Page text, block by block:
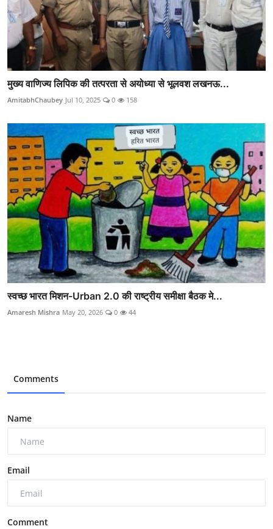
मुख्य वाणिज्य लिपिक की तत्परता से अयोध्या से भूलवश लखनऊ...
AmitabhChaubey Jul 10, 2025 0 158
स्वच्छ भारत मिशन-Urban 2.0 की राष्ट्रीय समीक्षा बैठक मे...
Amaresh Mishra May 20, 2026 0 44
Comments
Name
Email
Comment